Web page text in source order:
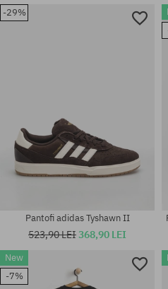
Mărimi existente:
Mărimi existente:
36; 36 2/3; 37 1/3; 38; 38 2/3;
39 1/3; 40; 40 2/3; 41 1/3; 42;
42 2/3; 43 1/3; 44; 44 2/3; 45
-29%
Pantofi adidas Tyshawn II
523,90 LEI368,90 LEI
New
-7%